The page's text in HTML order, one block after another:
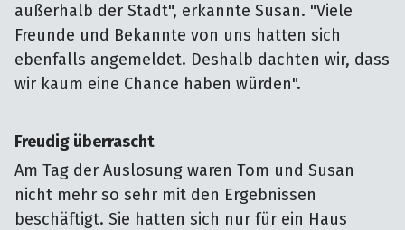
außerhalb der Stadt", erkannte Susan. "Viele
Freunde und Bekannte von uns hatten sich
ebenfalls angemeldet. Deshalb dachten wir, dass
wir kaum eine Chance haben würden".
Freudig überrascht
Am Tag der Auslosung waren Tom und Susan
nicht mehr so sehr mit den Ergebnissen
beschäftigt. Sie hatten sich nur für ein Haus